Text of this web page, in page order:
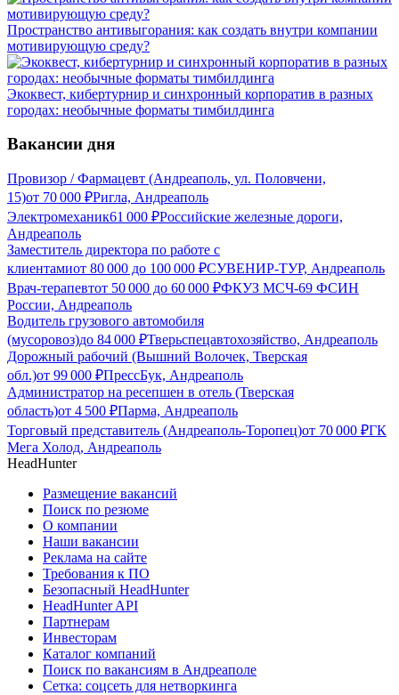
Пространство антивыгорания: как создать внутри компании
мотивирующую среду?
Экоквест, кибертурнир и синхронный корпоратив в разных
городах: необычные форматы тимбилдинга
Вакансии дня
Провизор / Фармацевт (Андреаполь, ул. Половчени,
15)от 70 000 ₽Ригла, Андреаполь
Электромеханик61 000 ₽Российские железные дороги,
Андреаполь
Заместитель директора по работе с
клиентамиот 80 000 до 100 000 ₽СУВЕНИР-ТУР, Андреаполь
Врач-терапевтот 50 000 до 60 000 ₽ФКУЗ МСЧ-69 ФСИН
России, Андреаполь
Водитель грузового автомобиля
(мусоровоз)до 84 000 ₽Тверьспецавтохозяйство, Андреаполь
Дорожный рабочий (Вышний Волочек, Тверская
обл.)от 99 000 ₽ПрессБук, Андреаполь
Администратор на ресепшен в отель (Тверская
область)от 4 500 ₽Парма, Андреаполь
Торговый представитель (Андреаполь-Торопец)от 70 000 ₽ГК
Мега Холод, Андреаполь
HeadHunter
Размещение вакансий
Поиск по резюме
О компании
Наши вакансии
Реклама на сайте
Требования к ПО
Безопасный HeadHunter
HeadHunter API
Партнерам
Инвесторам
Каталог компаний
Поиск по вакансиям в Андреаполе
Сетка: соцсеть для нетворкинга